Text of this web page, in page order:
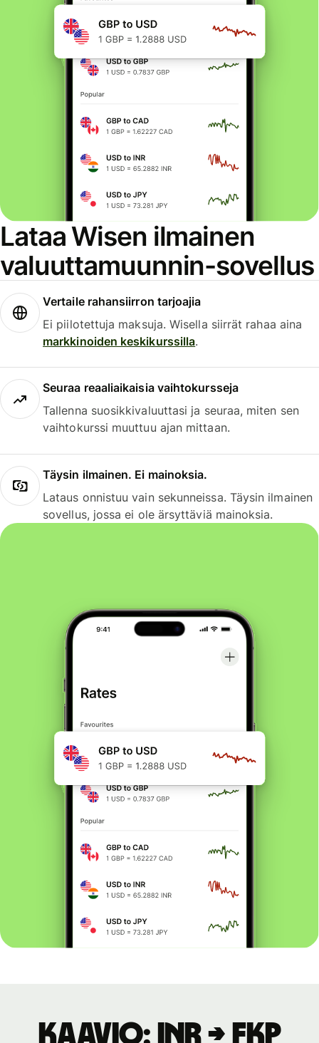
Lataa Wisen ilmainen
valuuttamuunnin-sovellus
Vertaile rahansiirron tarjoajia
Ei piilotettuja maksuja. Wisella siirrät rahaa aina
markkinoiden keskikurssilla.
Seuraa reaaliaikaisia vaihtokursseja
Tallenna suosikkivaluuttasi ja seuraa, miten sen
vaihtokurssi muuttuu ajan mittaan.
Täysin ilmainen. Ei mainoksia.
Lataus onnistuu vain sekunneissa. Täysin ilmainen
sovellus, jossa ei ole ärsyttäviä mainoksia.
Kaavio: INR → FKP